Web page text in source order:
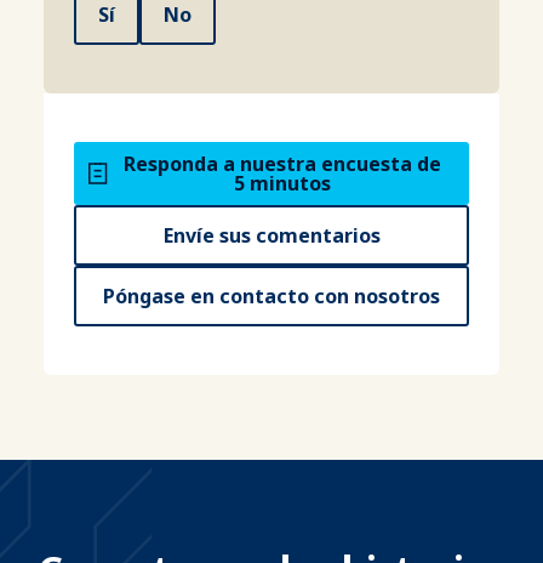
Sí No
Responda a nuestra encuesta de
5 minutos
Envíe sus comentarios
Póngase en contacto con nosotros